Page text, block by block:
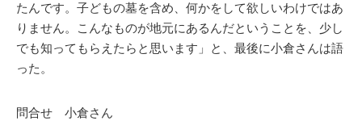
たんです。子どもの墓を含め、何かをして欲しいわけではあ
りません。こんなものが地元にあるんだということを、少し
でも知ってもらえたらと思います」と、最後に小倉さんは語
った。
問合せ 小倉さん